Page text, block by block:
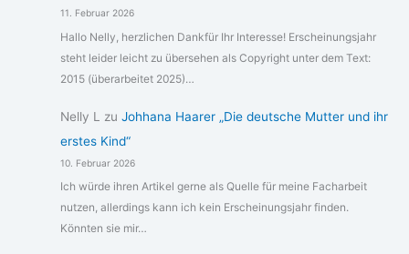
11. Februar 2026
Hallo Nelly, herzlichen Dankfür Ihr Interesse! Erscheinungsjahr
steht leider leicht zu übersehen als Copyright unter dem Text:
2015 (überarbeitet 2025)…
Nelly L zu Johhana Haarer „Die deutsche Mutter und ihr
erstes Kind“
10. Februar 2026
Ich würde ihren Artikel gerne als Quelle für meine Facharbeit
nutzen, allerdings kann ich kein Erscheinungsjahr finden.
Könnten sie mir…